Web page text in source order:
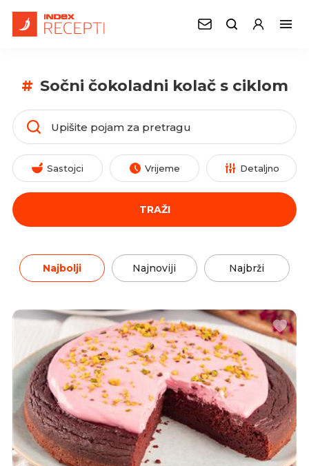
# Sočni čokoladni kolač s ciklom
Sastojci Vrijeme Detaljno
TRAŽI
Najbolji Najnoviji Najbrži